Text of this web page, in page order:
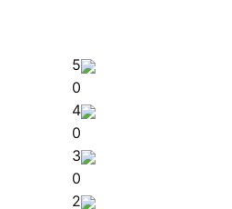
5
0
4
0
3
0
2